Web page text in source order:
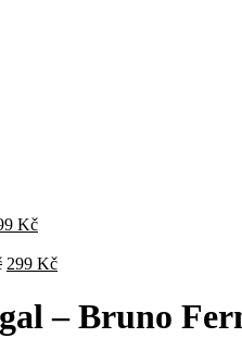
KčAktuální
je:
Původní
byla:
369 Kč.
299 KčAktuální
299 Kč.
– Bruno